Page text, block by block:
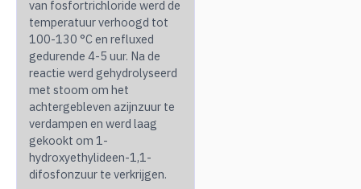
van fosfortrichloride werd de
temperatuur verhoogd tot
100-130 °C en refluxed
gedurende 4-5 uur. Na de
reactie werd gehydrolyseerd
met stoom om het
achtergebleven azijnzuur te
verdampen en werd laag
gekookt om 1-
hydroxyethylideen-1,1-
difosfonzuur te verkrijgen.